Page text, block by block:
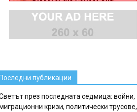
публикации
през последната седмица: войни,
кризи, политически трусове,